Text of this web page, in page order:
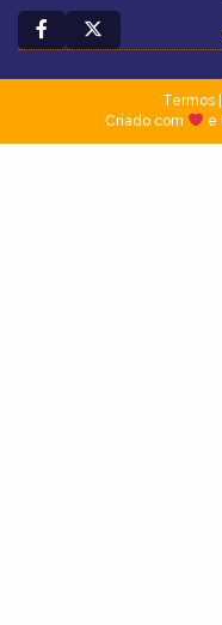
Termos|
Criado com
e